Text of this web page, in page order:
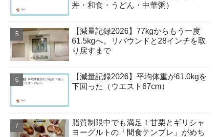
丼・和食・うどん・中華粥）
【減量記録2026】77kgからもう一度
61.5kgへ。リバウンドと28インチを取
り戻すまで
【減量記録2026】平均体重が61.0kgを
下回った（ウエスト67cm）
脂質制限中でも満足！甘栗とギリシャ
ヨーグルトの「間食テンプレ」がめち